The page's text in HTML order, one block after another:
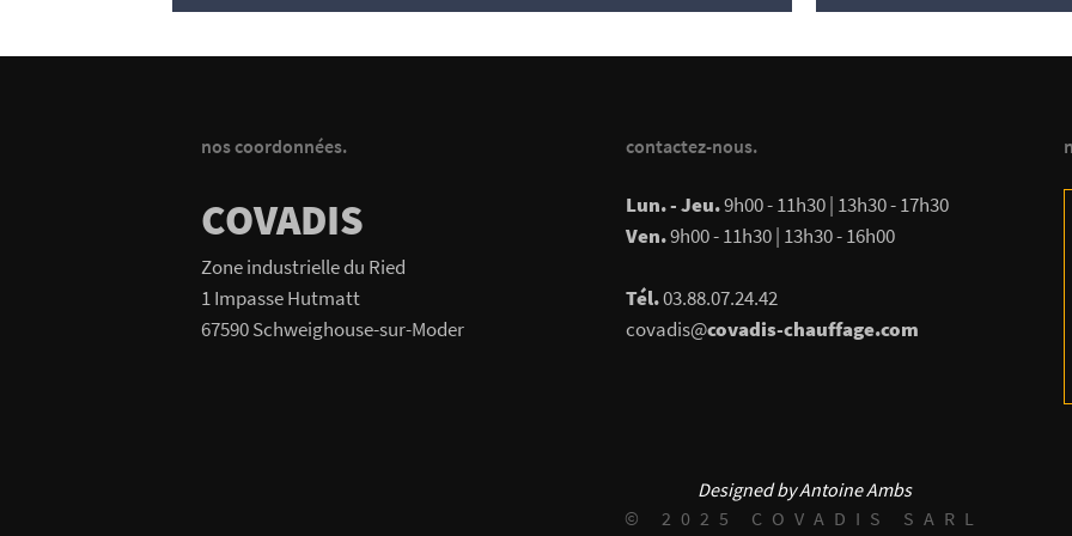
nos coordonnées.
COVADIS
Zone industrielle du Ried
1 Impasse Hutmatt
67590 Schweighouse-sur-Moder
contactez-nous.
Lun. - Jeu.9h00 - 11h30 | 13h30 - 17h30
Ven.9h00 - 11h30 | 13h30 - 16h00
Tél.03.88.07.24.42
covadis@covadis-chauffage.com
Designed by Antoine Ambs
© 2025 COVADIS SARL